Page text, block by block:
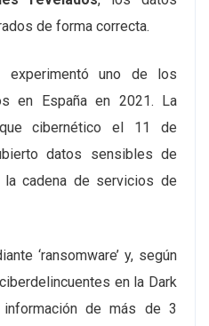
de forma correcta.
experimentó uno de los
en España en 2021. La
cibernético el 11 de
datos sensibles de
cadena de servicios de
‘ransomware’ y, según
en la Dark
de más de 3